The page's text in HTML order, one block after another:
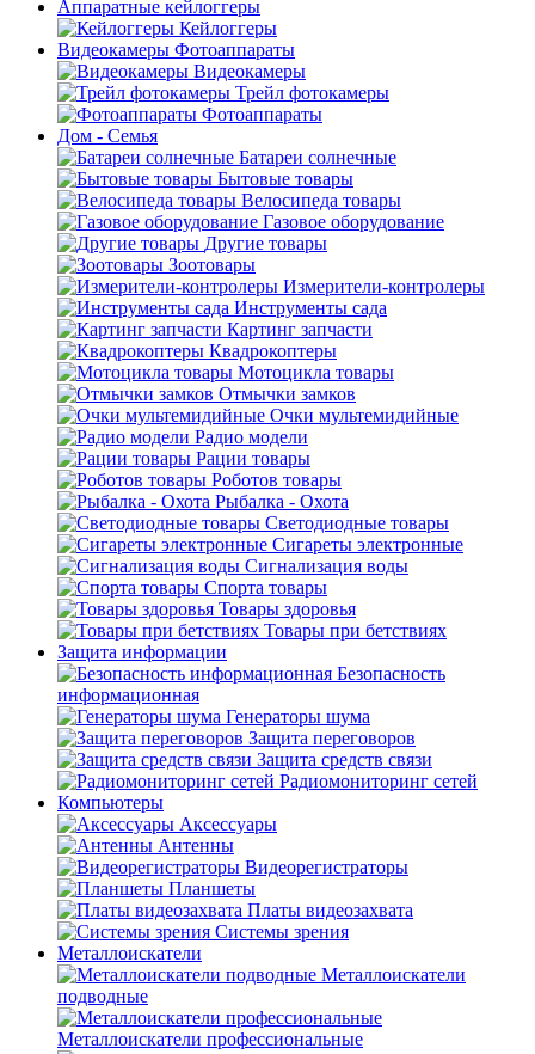
Аппаратные кейлоггеры
Кейлоггеры
Видеокамеры Фотоаппараты
Видеокамеры
Трейл фотокамеры
Фотоаппараты
Дом - Семья
Батареи солнечные
Бытовые товары
Велосипеда товары
Газовое оборудование
Другие товары
Зоотовары
Измерители-контролеры
Инструменты сада
Картинг запчасти
Квадрокоптеры
Мотоцикла товары
Отмычки замков
Очки мультемидийные
Радио модели
Рации товары
Роботов товары
Рыбалка - Охота
Светодиодные товары
Сигареты электронные
Сигнализация воды
Спорта товары
Товары здоровья
Товары при бетствиях
Защита информации
Безопасность
информационная
Генераторы шума
Защита переговоров
Защита средств связи
Радиомониторинг сетей
Компьютеры
Аксессуары
Антенны
Видеорегистраторы
Планшеты
Платы видеозахвата
Системы зрения
Металлоискатели
Металлоискатели
подводные
Металлоискатели профессиональные